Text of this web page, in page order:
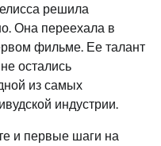
решила
Она переехала в
фильме. Ее талант
остались
из самых
индустрии.
и первые шаги на